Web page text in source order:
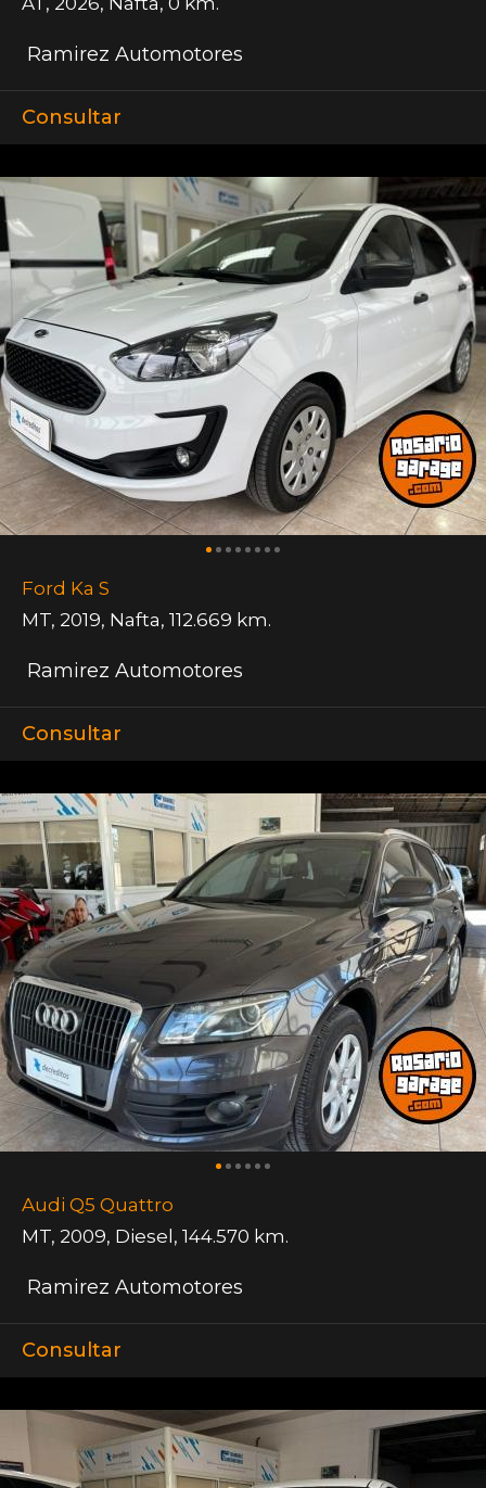
Ramirez Automotores
Consultar
Ford Ka S
MT, 2019, Nafta, 112.669 km.
Ramirez Automotores
Consultar
Audi Q5 Quattro
MT, 2009, Diesel , 144.570 km.
Ramirez Automotores
Consultar